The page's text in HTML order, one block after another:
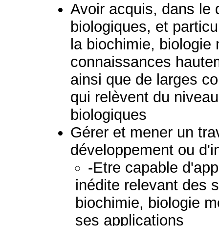
Avoir acquis, dans le
biologiques, et
la biochimie,
connaissances
ainsi que de larges
qui relèvent du
biologiques
Gérer et mener un
développement ou
-Etre capable
inédite relevant des
biochimie, biologie
ses applications